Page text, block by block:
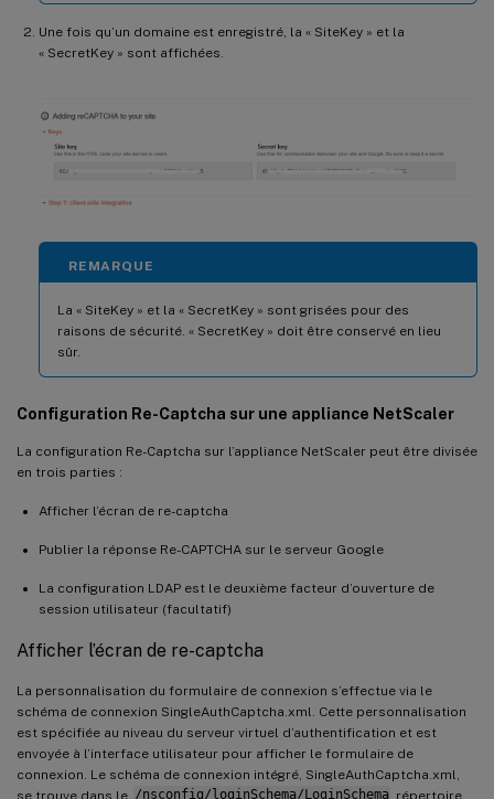
Une fois qu’un domaine est enregistré, la « SiteKey » et la
« SecretKey » sont affichées.
REMARQUE
La « SiteKey » et la « SecretKey » sont grisées pour des
raisons de sécurité. « SecretKey » doit être conservé en lieu
sûr.
Configuration Re-Captcha sur une appliance NetScaler
La configuration Re-Captcha sur l’appliance NetScaler peut être divisée
en trois parties :
Afficher l’écran de re-captcha
Publier la réponse Re-CAPTCHA sur le serveur Google
La configuration LDAP est le deuxième facteur d’ouverture de
session utilisateur (facultatif)
Afficher l’écran de re-captcha
La personnalisation du formulaire de connexion s’effectue via le
schéma de connexion SingleAuthCaptcha.xml. Cette personnalisation
est spécifiée au niveau du serveur virtuel d’authentification et est
envoyée à l’interface utilisateur pour afficher le formulaire de
connexion. Le schéma de connexion intégré, SingleAuthCaptcha.xml,
se trouve dans le /nsconfig/loginSchema/LoginSchema répertoire